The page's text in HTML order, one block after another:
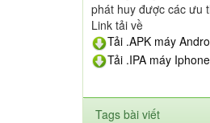
phát huy được các ưu
Link tải về
Tải .APK máy
Tải .IPA máy Iphone
Tags bài viết